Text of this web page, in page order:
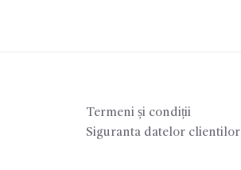
Termeni și condiții
Siguranta datelor clientilor